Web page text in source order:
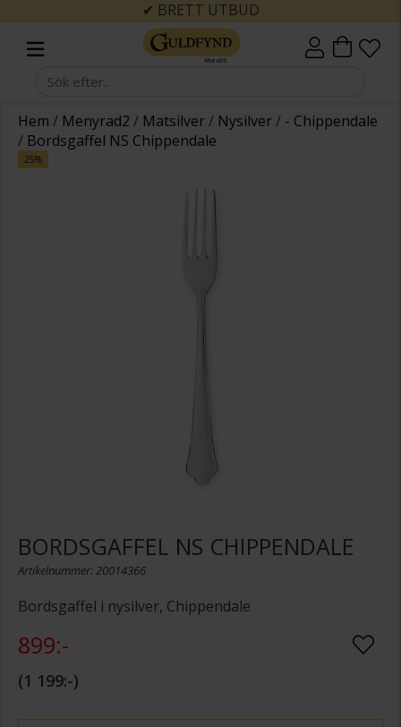
✔ BRETT UTBUD
Hem / Menyrad2 / Matsilver/ Nysilver/ - Chippendale
/ Bordsgaffel NS Chippendale
25%
BORDSGAFFEL NS CHIPPENDALE
Artikelnummer: 20014366
Bordsgaffel i nysilver, Chippendale
899:-
1 199:-